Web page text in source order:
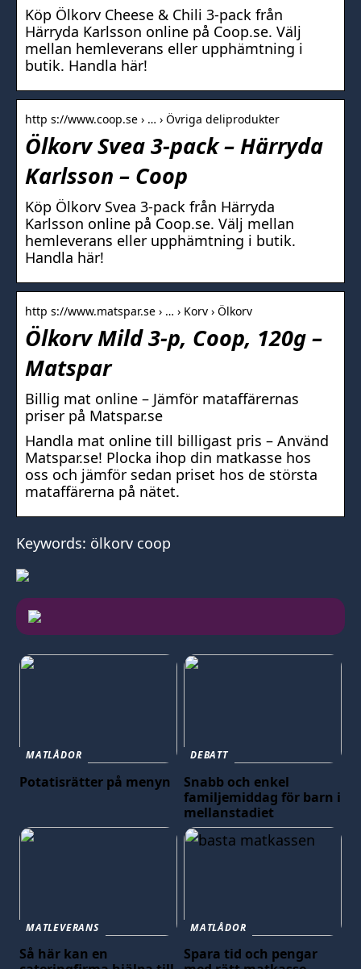
Köp Ölkorv Cheese & Chili 3-pack från
Härryda Karlsson online på Coop.se. Välj
mellan hemleverans eller upphämtning i
butik. Handla här!
http s://www.coop.se › … › Övriga deliprodukter
Ölkorv Svea 3-pack – Härryda
Karlsson – Coop
Köp Ölkorv Svea 3-pack från Härryda
Karlsson online på Coop.se. Välj mellan
hemleverans eller upphämtning i butik.
Handla här!
http s://www.matspar.se › … › Korv › Ölkorv
Ölkorv Mild 3-p, Coop, 120g –
Matspar
Billig mat online – Jämför mataffärernas
priser på Matspar.se
Handla mat online till billigast pris – Använd
Matspar.se! Plocka ihop din matkasse hos
oss och jämför sedan priset hos de största
mataffärerna på nätet.
Keywords: ölkorv coop
MATLÅDOR
Potatisrätter på menyn
DEBATT
Snabb och enkel
familjemiddag för barn i
mellanstadiet
MATLEVERANS
Så här kan en
MATLÅDOR
Spara tid och pengar